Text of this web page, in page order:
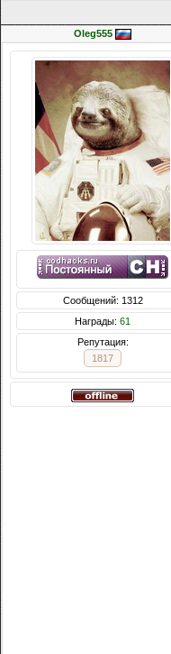
Oleg555
Сообщений: 1312
Награды: 61
Репутация:
1817